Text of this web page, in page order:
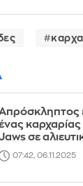
σε
07:42, 06.11.2025